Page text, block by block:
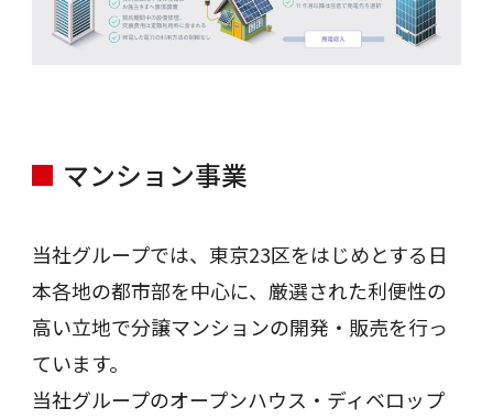
マンション事業
当社グループでは、東京23区をはじめとする日
本各地の都市部を中心に、厳選された利便性の
高い立地で分譲マンションの開発・販売を行っ
ています。
当社グループのオープンハウス・ディベロップ